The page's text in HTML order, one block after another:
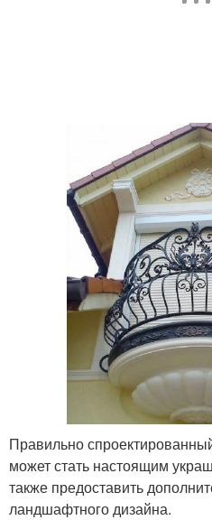
Правильно
может стать настоящим
также предоставить
ландшафтного дизайна.